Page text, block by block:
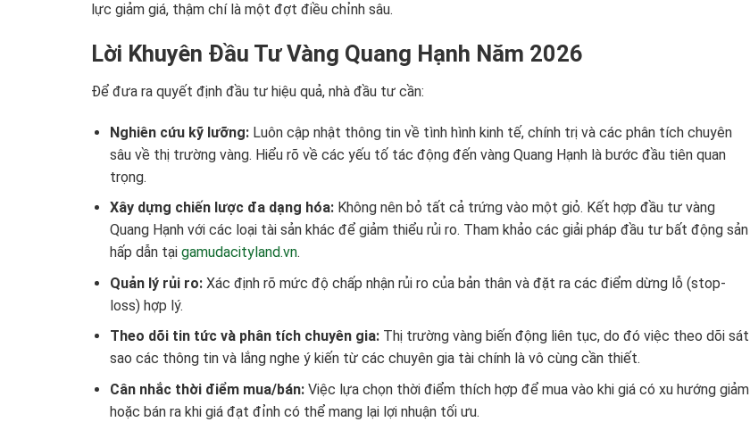
lực giảm giá, thậm chí là một đợt điều chỉnh sâu.
Lời Khuyên Đầu Tư Vàng Quang Hạnh Năm 2026
Để đưa ra quyết định đầu tư hiệu quả, nhà đầu tư cần:
Nghiên cứu kỹ lưỡng:Luôn cập nhật thông tin về tình hình kinh tế, chính trị và các phân tích chuyên
sâu về thị trường vàng. Hiểu rõ về các yếu tố tác động đến vàng Quang Hạnh là bước đầu tiên quan
trọng.
Xây dựng chiến lược đa dạng hóa:Không nên bỏ tất cả trứng vào một giỏ. Kết hợp đầu tư vàng
Quang Hạnh với các loại tài sản khác để giảm thiểu rủi ro. Tham khảo các giải pháp đầu tư bất động sản
hấp dẫn tại gamudacityland.vn.
Quản lý rủi ro:Xác định rõ mức độ chấp nhận rủi ro của bản thân và đặt ra các điểm dừng lỗ (stop-
loss) hợp lý.
Theo dõi tin tức và phân tích chuyên gia:Thị trường vàng biến động liên tục, do đó việc theo dõi sát
sao các thông tin và lắng nghe ý kiến từ các chuyên gia tài chính là vô cùng cần thiết.
Cân nhắc thời điểm mua/bán:Việc lựa chọn thời điểm thích hợp để mua vào khi giá có xu hướng giảm
hoặc bán ra khi giá đạt đỉnh có thể mang lại lợi nhuận tối ưu.